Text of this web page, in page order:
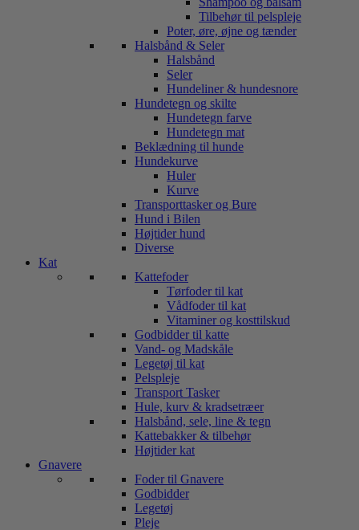
Tilbehør til pelspleje
Poter, øre, øjne og tænder
Halsbånd & Seler
Halsbånd
Seler
Hundeliner & hundesnore
Hundetegn og skilte
Hundetegn farve
Hundetegn mat
Beklædning til hunde
Hundekurve
Huler
Kurve
Transporttasker og Bure
Hund i Bilen
Højtider hund
Diverse
Kat
Kattefoder
Tørfoder til kat
Vådfoder til kat
Vitaminer og kosttilskud
Godbidder til katte
Vand- og Madskåle
Legetøj til kat
Pelspleje
Transport Tasker
Hule, kurv & kradsetræer
Halsbånd, sele, line & tegn
Kattebakker & tilbehør
Højtider kat
Gnavere
Foder til Gnavere
Godbidder
Legetøj
Pleje